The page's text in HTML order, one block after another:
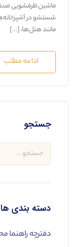
شستشو در
مانند هتل‌ها، […]
ادامه مطلب
جستجو
دسته بندی ها
دفترچه راهنما